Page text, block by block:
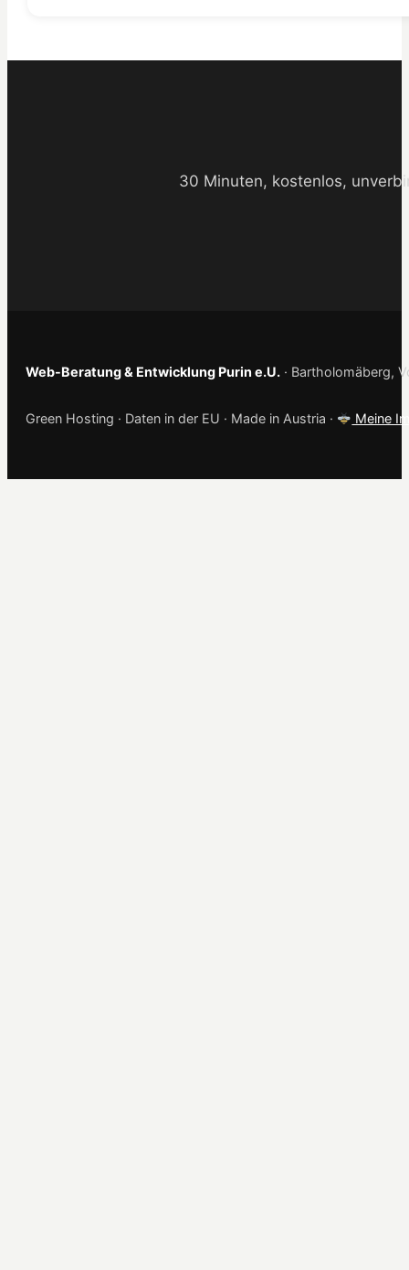
30 Minuten, kostenlos,
Web-Beratung & Entwicklung Purin e.U. · Bartholomäberg,
Green Hosting · Daten in der EU · Made in Austria · Meine